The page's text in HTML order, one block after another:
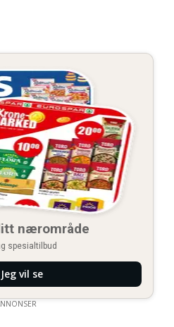
nærområde
spesialtilbud
Jeg vil se